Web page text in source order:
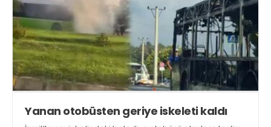
Yanan otobüsten geriye iskeleti kaldı